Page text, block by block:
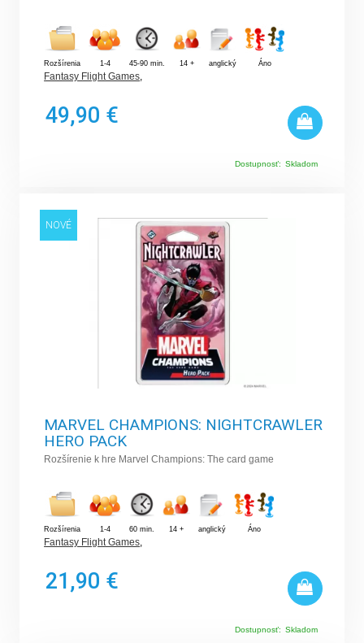
Rozšírenia 1-4 45-90 min. 14 + anglický Áno
Fantasy Flight Games,
49,90 €
Dostupnosť: Skladom
NOVÉ
MARVEL CHAMPIONS: NIGHTCRAWLER
HERO PACK
Rozšírenie k hre Marvel Champions: The card game
Rozšírenia 1-4 60 min. 14 + anglický Áno
Fantasy Flight Games,
21,90 €
Dostupnosť: Skladom